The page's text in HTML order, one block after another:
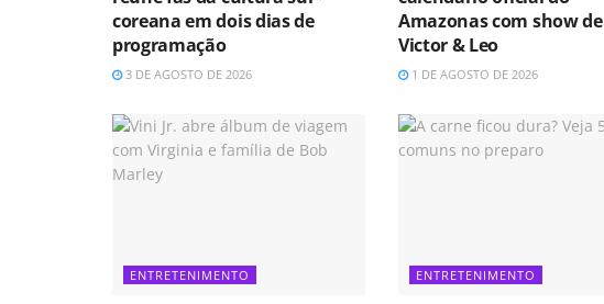
coreana em dois dias de
programação
3 DE AGOSTO DE 2026
Amazonas com show de
Victor & Leo
1 DE AGOSTO DE 2026
ENTRETENIMENTO ENTRETENIMENTO